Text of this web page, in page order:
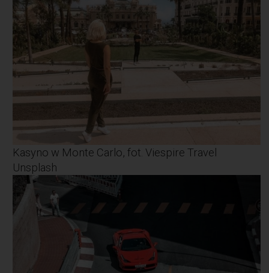
Kasyno w Monte Carlo, fot. Viespire Travel
Unsplash